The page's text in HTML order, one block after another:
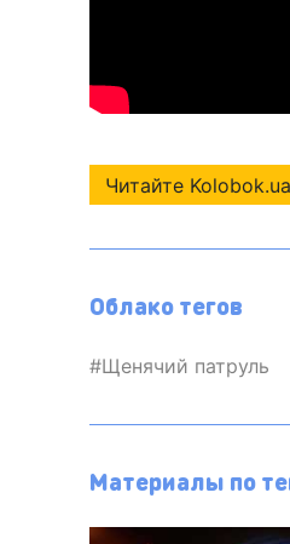
Читайте
Облако тегов
Щенячий патруль
Материалы по